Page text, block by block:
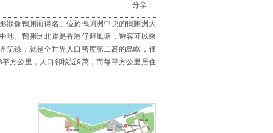
分享：
狀像鴨脷而得名。位於鴨脷洲中央的鴨脷洲大
地。鴨脷洲北岸是香港仔避風塘，遊客可以乘
記錄，就是全世界人口密度第二高的島嶼，僅
方公里，人口卻接近9萬，而每平方公里居住